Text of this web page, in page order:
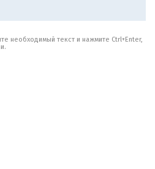
необходимый текст и нажмите Ctrl+Enter,